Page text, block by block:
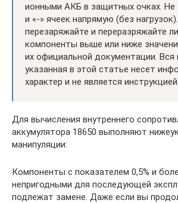
ионными АКБ в защитных очках. Не
и «-» ячеек напрямую (без
перезаряжайте и переразряжайте
компоненты выше или ниже
их официальной документации. Вся
указанная в этой статье несет
характер и не является
Для вычисления внутреннего
аккумулятора 18650 выполняют
манипуляции:
Компоненты с показателем 0,5% и
непригодными для последующей
подлежат замене. Даже если вы